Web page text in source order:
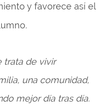
y favorece así el
trata de vivir
una comunidad,
mejor día tras día.